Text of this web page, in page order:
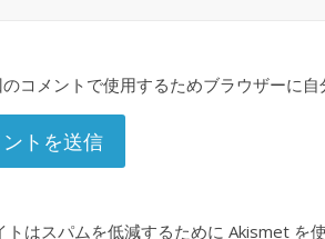
のコメントで使用するためブラウザーに
トはスパムを低減するために Akismet を